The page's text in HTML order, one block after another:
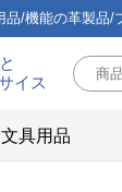
/機能の革製品/
イス
文具用品